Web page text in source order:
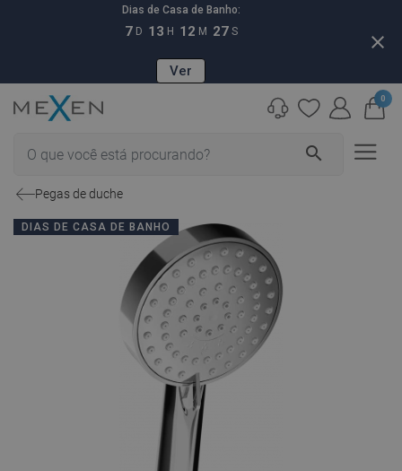
Dias de Casa de Banho:
7 D 13 H 12 M 26 S
Ver
close
search
0
Pegas de duche
DIAS DE CASA DE BANHO